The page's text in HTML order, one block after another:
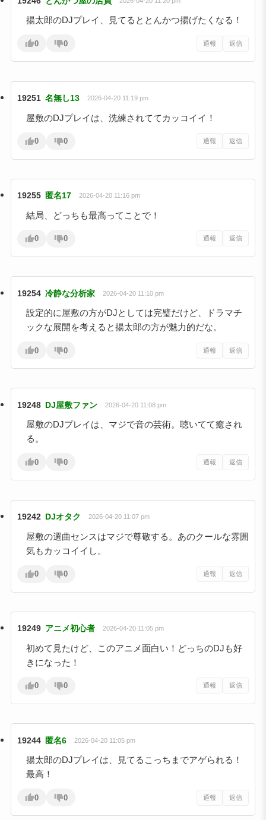
揚太郎のDJプレイ、見てるととんかつ揚げたくなる！
0 0 通報 返信
19251 名無し13 2026-04-20 11:19 pm
屋敷のDJプレイは、洗練されててカッコイイ！
0 0 通報 返信
19255 匿名17 2026-04-20 11:16 pm
結局、どっちも最高ってことで！
0 0 通報 返信
19254 冷静な分析家 2026-04-20 11:10 pm
設定的に屋敷の方がDJとしては完璧だけど、ドラマチ
ックな展開を考えると揚太郎の方が魅力的だな。
0 0 通報 返信
19248 DJ屋敷ファン 2026-04-20 11:08 pm
屋敷のDJプレイは、マジで音の芸術。聴いてて癒され
る。
0 0 通報 返信
19242 DJオタク 2026-04-20 11:07 pm
屋敷の選曲センスはマジで尊敬する。あのクールな雰囲
気もカッコイイし。
0 0 通報 返信
19249 アニメ初心者 2026-04-20 11:05 pm
初めて見たけど、このアニメ面白い！どっちのDJも好
きになった！
0 0 通報 返信
19244 匿名6 2026-04-20 11:05 pm
揚太郎のDJプレイは、見てるこっちまでアゲられる！
最高！
0 0 通報 返信